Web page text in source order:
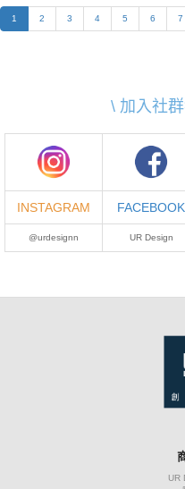
1 2 3 4 5 6 7
\ 加入社
INSTAGRAM FACEBOOK
@urdesignn UR Design
UR